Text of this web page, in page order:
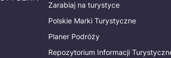
Zarabiaj na turystyce
Polskie Marki Turystyczne
Planer Podróży
Repozytorium Informacji